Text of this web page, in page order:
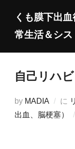
くも膜下出
常生活＆シス
自己リハビ
by MADIA に
出血、脳梗塞）